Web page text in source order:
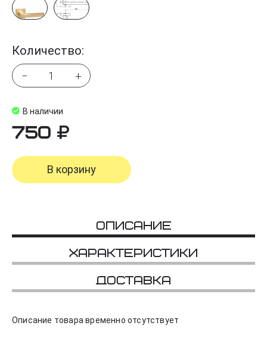
Количество:
− +
В наличии
750
В корзину
Описание
Характеристики
Доставка
Описание товара временно отсутствует